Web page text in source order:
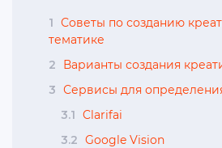
1 Советы по созданию
тематике
2
Варианты создания
3 Сервисы для
3.1 Clarifai
3.2 Google Vision